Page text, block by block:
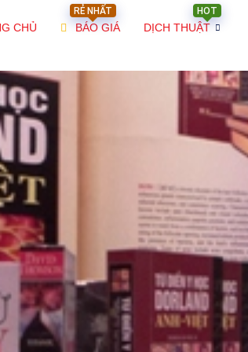
CHỦ
RẺ NHẤT
BÁO GIÁ
HOT
DỊCH THUẬT